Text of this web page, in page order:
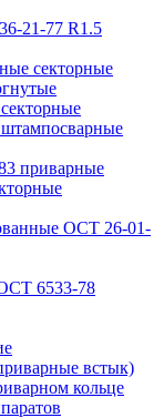
21-77 R1.5
секторные
приварные
ОСТ 26-01-
6533-78
встык)
кольце